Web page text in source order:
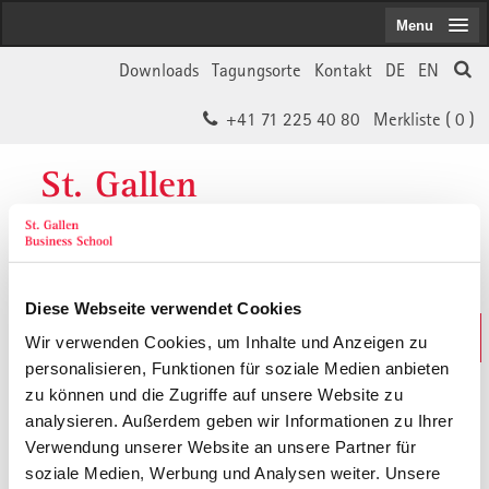
Diese Webseite verwendet Cookies
Wir verwenden Cookies, um Inhalte und Anzeigen zu
personalisieren, Funktionen für soziale Medien anbieten
zu können und die Zugriffe auf unsere Website zu
analysieren. Außerdem geben wir Informationen zu Ihrer
Verwendung unserer Website an unsere Partner für
soziale Medien, Werbung und Analysen weiter. Unsere
EN
DE
Kontakt
Tagungsorte
Downloads
Merkliste ( 0 )
+41 71 225 40 80
St. Gallen
Business School
Weiterbildungs-Suche
In 30 Sekunden das Passende finden
Menu
Der von Ihnen gesuchte Inhalt ist